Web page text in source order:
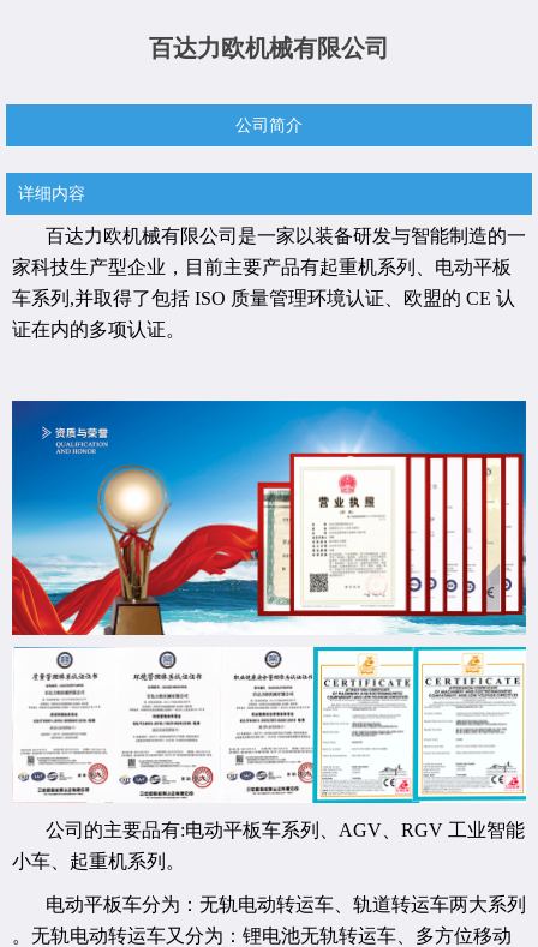
百达力欧机械有限公司
公司简介
详细内容
百达力欧机械有限公司是一家以装备研发与智能制造的一
家科技生产型企业，目前主要产品有起重机系列、电动平板
车系列,并取得了包括 ISO 质量管理环境认证、欧盟的 CE 认
证在内的多项认证。
公司的主要品有:电动平板车系列、AGV、RGV 工业智能
小车、起重机系列。
电动平板车分为：无轨电动转运车、轨道转运车两大系列
。无轨电动转运车又分为：锂电池无轨转运车、多方位移动